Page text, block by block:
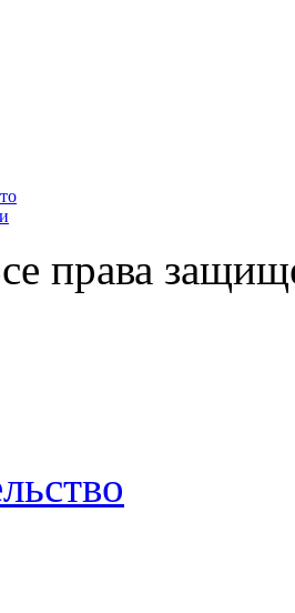
права